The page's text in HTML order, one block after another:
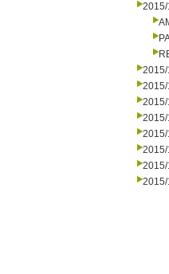
2015/
2015/
2015/